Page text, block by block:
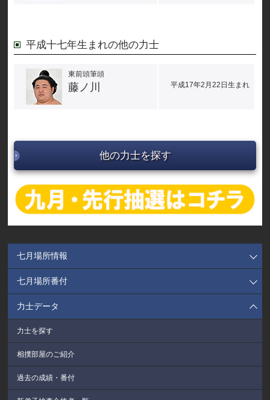
平成十七年生まれの他の力士
東前頭筆頭
藤ノ川 平成17年2月22日生まれ
他の力士を探す
七月場所情報
七月場所番付
力士データ
力士を探す
相撲部屋のご紹介
過去の成績・番付